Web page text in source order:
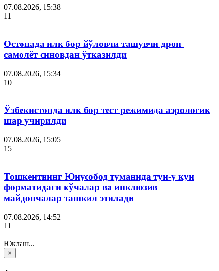
07.08.2026, 15:38
11
Остонада илк бор йўловчи ташувчи дрон-
самолёт синовдан ўтказилди
07.08.2026, 15:34
10
Ўзбекистонда илк бор тест режимида аэрологик
шар учирилди
07.08.2026, 15:05
15
Тошкентнинг Юнусобод туманида тун-у кун
форматидаги кўчалар ва инклюзив
майдончалар ташкил этилади
07.08.2026, 14:52
11
Юклаш...
×